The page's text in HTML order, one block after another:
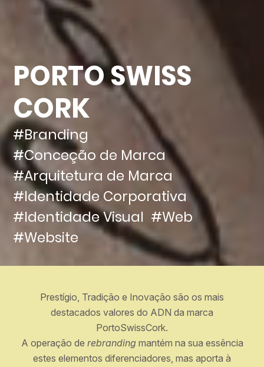
PORTO SWISS
CORK
#Branding
#Conceção de Marca
#Arquitetura de Marca
#Identidade Corporativa
#Identidade Visual #Web
#Website
Prestígio, Tradição e Inovação são os mais
destacados valores do ADN da marca
PortoSwissCork.
A operação de rebrandingmantém na sua essência
estes elementos diferenciadores, mas aporta à